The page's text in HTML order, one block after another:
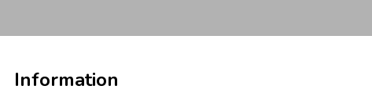
Information